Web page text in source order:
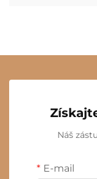
Náš
E-mail